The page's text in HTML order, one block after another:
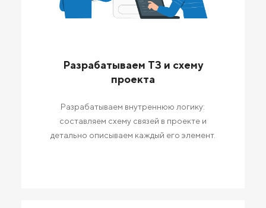
Разрабатываем ТЗ и схему
проекта
Разрабатываем внутреннюю логику:
составляем схему связей в проекте и
детально описываем каждый его элемент.